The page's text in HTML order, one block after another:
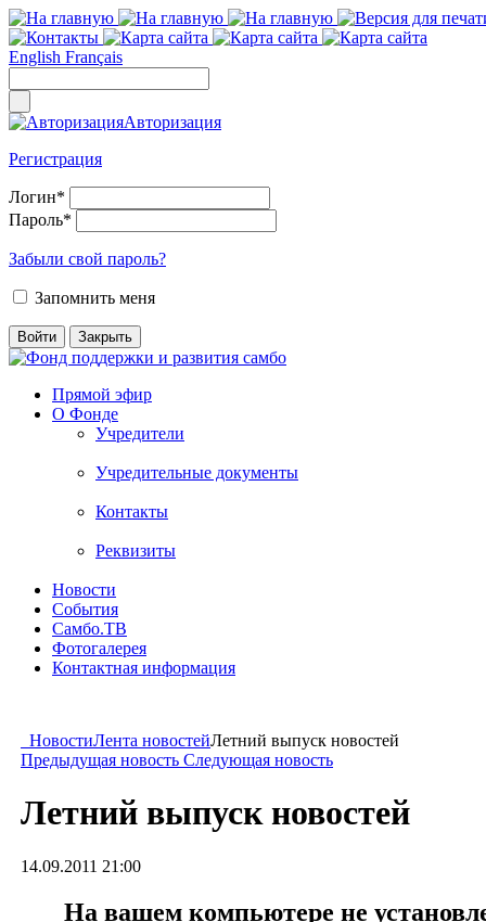
English Français
Авторизация
Регистрация
Логин*
Пароль*
Забыли свой пароль?
Запомнить меня
Прямой эфир
О Фонде
Учредители
Учредительные документы
Контакты
Реквизиты
Новости
События
Самбо.ТВ
Фотогалерея
Контактная информация
НовостиЛента новостейЛетний выпуск новостей
Предыдущая новость Следующая новость
Летний выпуск новостей
14.09.2011 21:00
На вашем компьютере не